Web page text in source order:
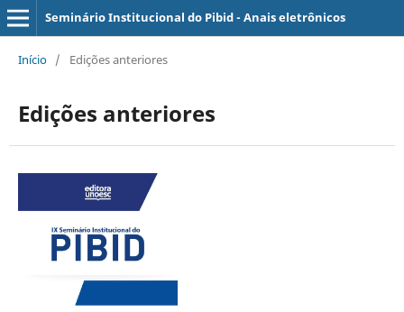
Seminário Institucional do Pibid - Anais eletrônicos
Início / Edições anteriores
Edições anteriores